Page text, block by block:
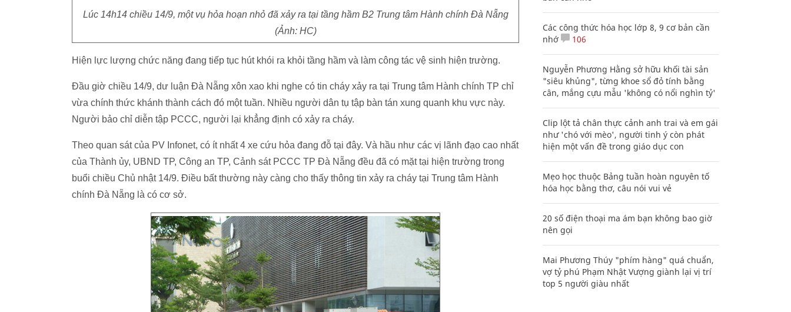
Lúc 14h14 chiều 14/9, một vụ hỏa hoạn nhỏ đã xảy ra tại tầng hầm B2 Trung tâm Hành chính Đà Nẵng
(Ảnh: HC)
Hiện lực lượng chức năng đang tiếp tục hút khói ra khỏi tầng hầm và làm công tác vệ sinh hiện trường.
Đầu giờ chiều 14/9, dư luận Đà Nẵng xôn xao khi nghe có tin cháy xảy ra tại Trung tâm Hành chính TP chỉ
vừa chính thức khánh thành cách đó một tuần. Nhiều người dân tụ tập bàn tán xung quanh khu vực này.
Người bảo chỉ diễn tập PCCC, người lại khẳng định có xảy ra cháy.
Theo quan sát của PV Infonet, có ít nhất 4 xe cứu hỏa đang đỗ tại đây. Và hầu như các vị lãnh đạo cao nhất
của Thành ủy, UBND TP, Công an TP, Cảnh sát PCCC TP Đà Nẵng đều đã có mặt tại hiện trường trong
buổi chiều Chủ nhật 14/9. Điều bất thường này càng cho thấy thông tin xảy ra cháy tại Trung tâm Hành
chính Đà Nẵng là có cơ sở.
Các công thức hóa học lớp 8, 9 cơ bản cần
nhớ
106
Nguyễn Phương Hằng sở hữu khối tài sản
"siêu khủng", từng khoe sổ đỏ tính bằng
cân, mắng cựu mẫu 'không có nổi nghìn tỷ'
Clip lột tả chân thực cảnh anh trai và em gái
như 'chó với mèo', người tinh ý còn phát
hiện một vấn đề trong giáo dục con
Mẹo học thuộc Bảng tuần hoàn nguyên tố
hóa học bằng thơ, câu nói vui vẻ
20 số điện thoại ma ám bạn không bao giờ
nên gọi
Mai Phương Thúy "phím hàng" quá chuẩn,
vợ tỷ phú Phạm Nhật Vượng giành lại vị trí
top 5 người giàu nhất